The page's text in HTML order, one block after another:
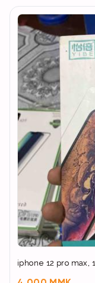
iphone 12 pro max,